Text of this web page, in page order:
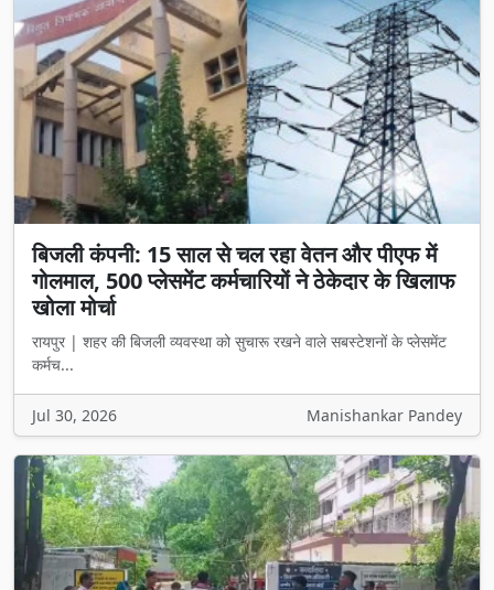
बिजली कंपनी: 15 साल से चल रहा वेतन और पीएफ में
गोलमाल, 500 प्लेसमेंट कर्मचारियों ने ठेकेदार के खिलाफ
खोला मोर्चा
रायपुर | शहर की बिजली व्यवस्था को सुचारू रखने वाले सबस्टेशनों के प्लेसमेंट
कर्मच...
Jul 30, 2026 Manishankar Pandey